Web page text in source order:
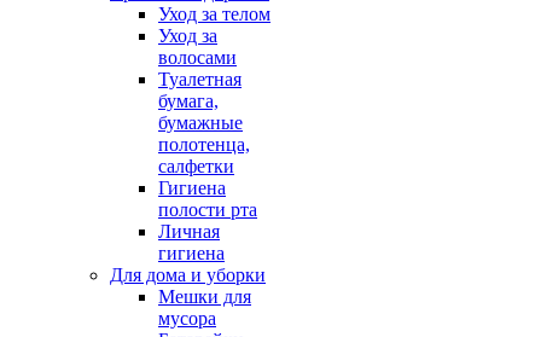
Уход за телом
Уход за
волосами
Туалетная
бумага,
бумажные
полотенца,
салфетки
Гигиена
полости рта
Личная
гигиена
Для дома и уборки
Мешки для
мусора